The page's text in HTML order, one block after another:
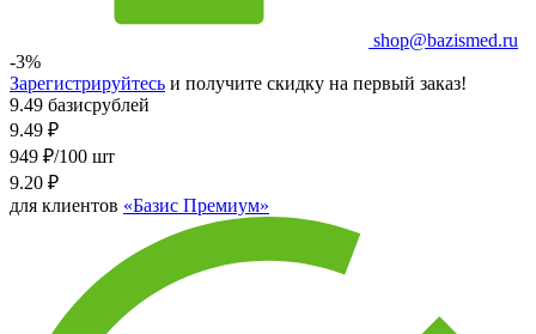
shop@bazismed.ru
-3%
Зарегистрируйтесь и получите скидку на первый заказ!
9.49 базисрублей
9.49 ₽
949 ₽/100 шт
9.20 ₽
для клиентов «Базис Премиум»